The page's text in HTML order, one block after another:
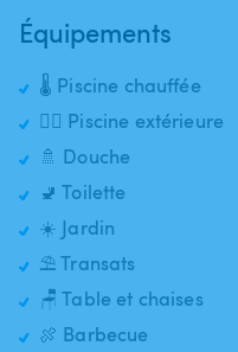
Équipements
🌡️ Piscine chauffée
🏊‍♂️ Piscine extérieure
🚿 Douche
🚽 Toilette
☀️ Jardin
⛱️ Transats
🪑 Table et chaises
🍖 Barbecue